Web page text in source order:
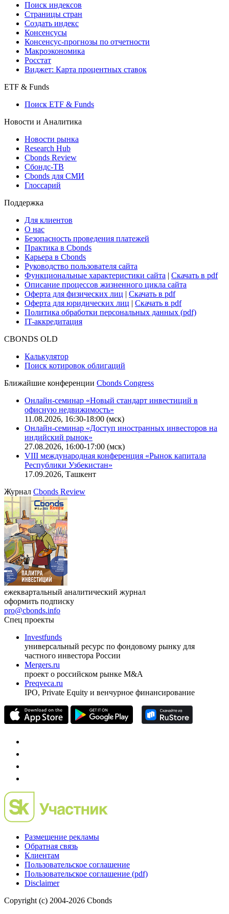
Поиск индексов
Страницы стран
Создать индекс
Консенсусы
Консенсус-прогнозы по отчетности
Макроэкономика
Росстат
Виджет: Карта процентных ставок
ETF & Funds
Поиск ETF & Funds
Новости и Аналитика
Новости рынка
Research Hub
Cbonds Review
Сбондс-ТВ
Cbonds для СМИ
Глоссарий
Поддержка
Для клиентов
О нас
Безопасность проведения платежей
Практика в Cbonds
Карьера в Cbonds
Руководство пользователя сайта
Функциональные характеристики сайта | Скачать в pdf
Описание процессов жизненного цикла сайта
Оферта для физических лиц | Скачать в pdf
Оферта для юридических лиц | Скачать в pdf
Политика обработки персональных данных (pdf)
IT-аккредитация
CBONDS OLD
Калькулятор
Поиск котировок облигаций
Ближайшие конференции Cbonds Congress
Онлайн-семинар «Новый стандарт инвестиций в
офисную недвижимость»
11.08.2026, 16:30-18:00 (мск)
Онлайн-семинар «Доступ иностранных инвесторов на
индийский рынок»
27.08.2026, 16:00-17:00 (мск)
VIII международная конференция «Рынок капитала
Республики Узбекистан»
17.09.2026, Ташкент
Журнал Cbonds Review
ежеквартальный аналитический журнал
оформить подписку
pro@cbonds.info
Спец проекты
Investfunds
универсальный ресурс по фондовому рынку для
частного инвестора России
Mergers.ru
проект о российском рынке M&A
Preqveca.ru
IPO, Private Equity и венчурное финансирование
Размещение рекламы
Обратная связь
Клиентам
Пользовательское соглашение
Пользовательское соглашение (pdf)
Disclaimer
Copyright (c) 2004-2026 Cbonds